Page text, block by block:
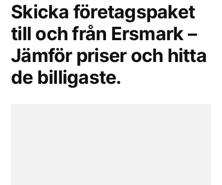
Skicka företagspaket
till och från Ersmark –
Jämför priser och hitta
de billigaste.